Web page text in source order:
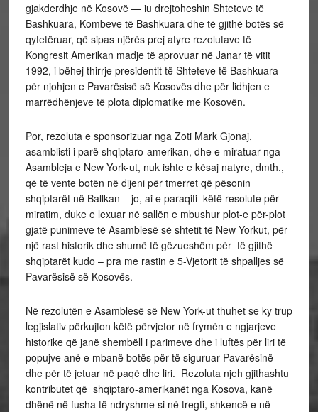
gjakderdhje në Kosovë — iu drejtoheshin Shteteve të
Bashkuara, Kombeve të Bashkuara dhe të gjithë botës së
qytetëruar, që sipas njërës prej atyre rezolutave të
Kongresit Amerikan madje të aprovuar në Janar të vitit
1992, i bëhej thirrje presidentit të Shteteve të Bashkuara
për njohjen e Pavarësisë së Kosovës dhe për lidhjen e
marrëdhënjeve të plota diplomatike me Kosovën.
Por, rezoluta e sponsorizuar nga Zoti Mark Gjonaj,
asamblisti i parë shqiptaro-amerikan, dhe e miratuar nga
Asambleja e New York-ut, nuk ishte e kësaj natyre, dmth.,
që të vente botën në dijeni për tmerret që pësonin
shqiptarët në Ballkan – jo, ai e paraqiti këtë resolute për
miratim, duke e lexuar në sallën e mbushur plot-e për-plot
gjatë punimeve të Asamblesë së shtetit të New Yorkut, për
një rast historik dhe shumë të gëzueshëm për të gjithë
shqiptarët kudo – pra me rastin e 5-Vjetorit të shpalljes së
Pavarësisë së Kosovës.
Në rezolutën e Asamblesë së New York-ut thuhet se ky trup
legjislativ përkujton këtë përvjetor në frymën e ngjarjeve
historike që janë shembëll i parimeve dhe i luftës për liri të
popujve anë e mbanë botës për të siguruar Pavarësinë
dhe për të jetuar në paqë dhe liri. Rezoluta njeh gjithashtu
kontributet që shqiptaro-amerikanët nga Kosova, kanë
dhënë në fusha të ndryshme si në tregti, shkencë e në